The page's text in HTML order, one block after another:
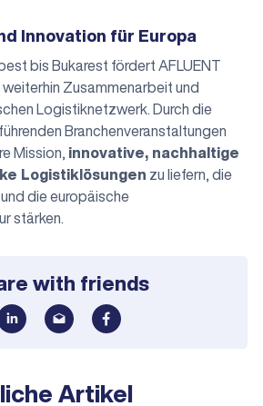
Innovation für Europa
bis Bukarest fördert AFLUENT
Zusammenarbeit und
Logistiknetzwerk. Durch die
Branchenveranstaltungen
Mission, innovative, nachhaltige
Logistiklösungen zu liefern, die
die europäische
stärken.
with friends
Artikel